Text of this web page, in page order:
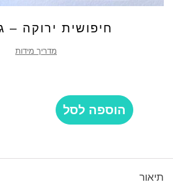
חיפושית ירוקה –
מדריך מידות
הוספה לסל
תיאור